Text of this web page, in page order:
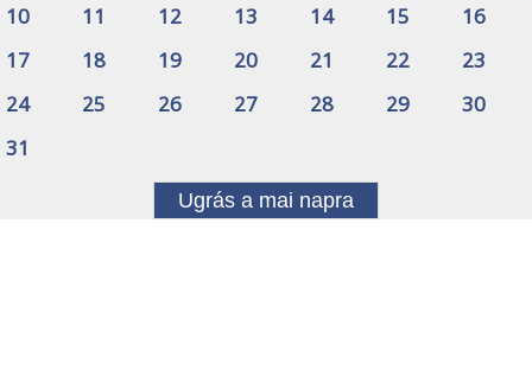
10
11 12 13 14 15
16
17
18 19 20 21 22
23
24
25 26 27 28 29
30
31
Ugrás a mai napra